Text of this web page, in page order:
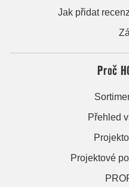
Jak přidat
Proč
Přehled
Projektové